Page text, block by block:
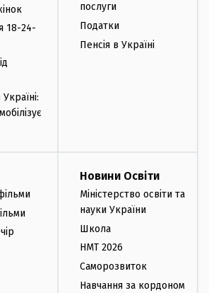
18-24-
послуги
Податки
Пенсія в Україні
Новини Освіти
Міністерство освіти та
науки України
Школа
НМТ 2026
Саморозвиток
Навчання за кордоном